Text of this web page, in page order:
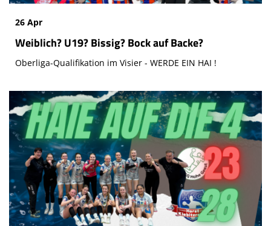
26 Apr
Weiblich? U19? Bissig? Bock auf Backe?
Oberliga-Qualifikation im Visier - WERDE EIN HAI !